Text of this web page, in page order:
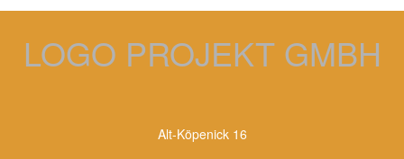
LOGO PROJEKT GMBH
Alt-Köpenick 16